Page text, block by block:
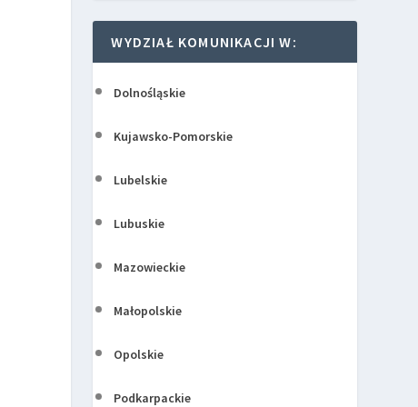
WYDZIAŁ KOMUNIKACJI W:
Dolnośląskie
Kujawsko-Pomorskie
Lubelskie
Lubuskie
Mazowieckie
Małopolskie
Opolskie
Podkarpackie